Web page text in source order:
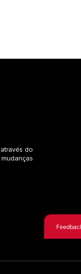
do